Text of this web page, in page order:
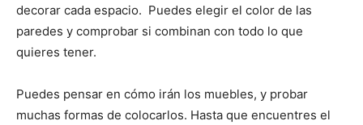
decorar cada espacio. Puedes elegir el color de las
paredes y comprobar si combinan con todo lo que
quieres tener.
Puedes pensar en cómo irán los muebles, y probar
muchas formas de colocarlos. Hasta que encuentres el